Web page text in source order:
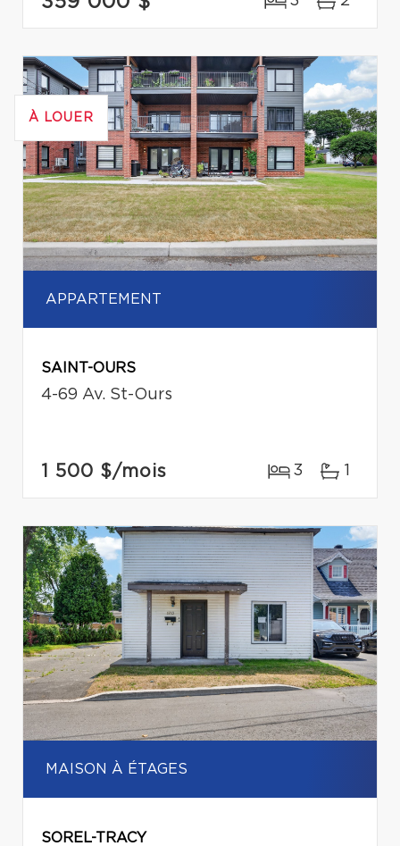
À LOUER
APPARTEMENT
SAINT-OURS
4-69 Av. St-Ours
1 500 $/mois 3 1
MAISON À ÉTAGES
SOREL-TRACY